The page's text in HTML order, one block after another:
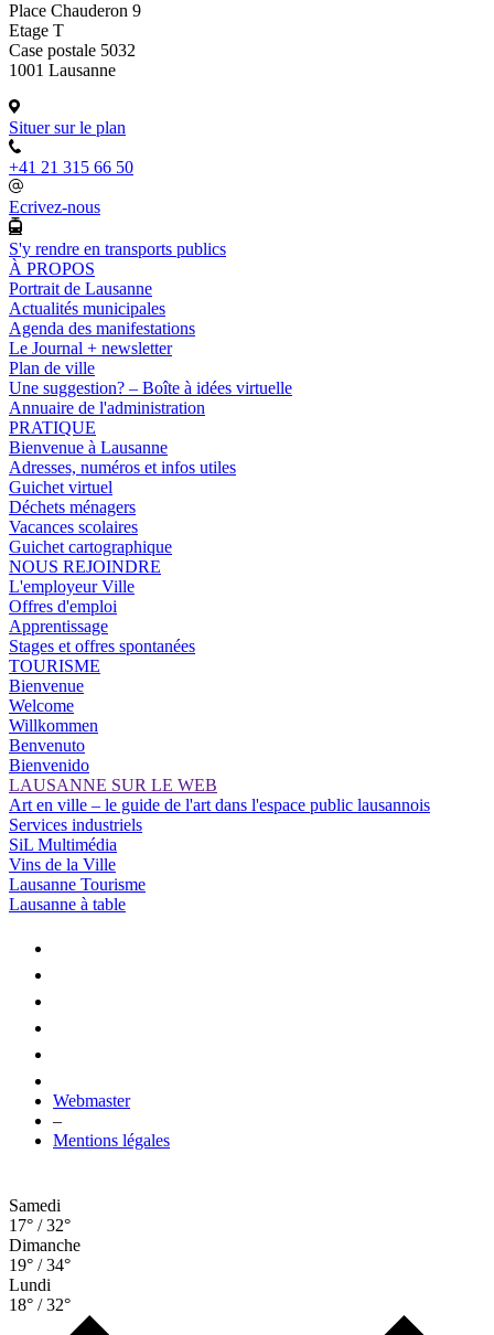
Place Chauderon 9
Etage T
Case postale 5032
1001 Lausanne
Situer sur le plan
+41 21 315 66 50
Ecrivez-nous
S'y rendre en transports publics
À PROPOS
Portrait de Lausanne
Actualités municipales
Agenda des manifestations
Le Journal + newsletter
Plan de ville
Une suggestion? – Boîte à idées virtuelle
Annuaire de l'administration
PRATIQUE
Bienvenue à Lausanne
Adresses, numéros et infos utiles
Guichet virtuel
Déchets ménagers
Vacances scolaires
Guichet cartographique
NOUS REJOINDRE
L'employeur Ville
Offres d'emploi
Apprentissage
Stages et offres spontanées
TOURISME
Bienvenue
Welcome
Willkommen
Benvenuto
Bienvenido
LAUSANNE SUR LE WEB
Art en ville – le guide de l'art dans l'espace public lausannois
Services industriels
SiL Multimédia
Vins de la Ville
Lausanne Tourisme
Lausanne à table
Webmaster
–
Mentions légales
Samedi
17° / 32°
Dimanche
19° / 34°
Lundi
18° / 32°